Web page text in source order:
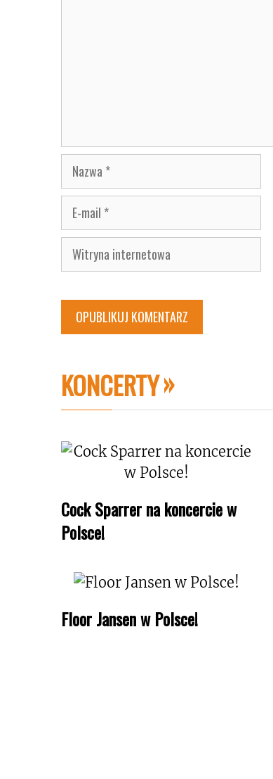
Nazwa
E-
mail
Witryna
internetowa
KONCERTY
Cock Sparrer na koncercie w
Polsce!
Floor Jansen w Polsce!